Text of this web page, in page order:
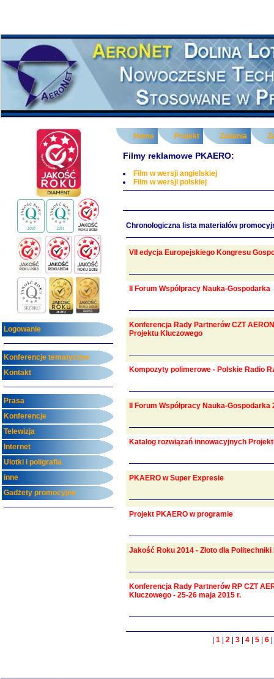
Logowanie
Konferencje tematyczne
Kontakt
Prasa
Konferencje
Telewizja
Internet
Ulotki i poligrafia
inne
Gadżety promocyjne
Home Projekt Zadania
Filmy reklamowe PKAERO:
Film w wersji angielskiej
Film w wersji polskiej
Chronologiczna lista materiałów
VII edycja Europejskiego Kongresu
II Forum Współpracy Nauka-Gospodarka
Konferencja Rady Partnerów CZT
Projektu Kluczowego
Kompozyty polimerowe - Polskie Radio
II Forum Współpracy Nauka-Gospodarka
Katalog rozwiązań innowacyjnych
PKAERO w Super Expresie
Projekt PKAERO w programie
Jakość Roku 2014 - Złoto dla
Konferencja Rady Partnerów RP CZT
Kluczowego - 25-26 maja 2015 r.
1 2 3 4 5 6